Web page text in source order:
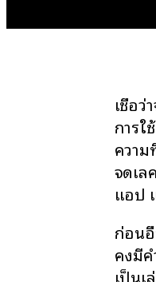
เชื่อ
การใ
ควา
จดเ
แอป
ก่อน
คงมี
เป็น